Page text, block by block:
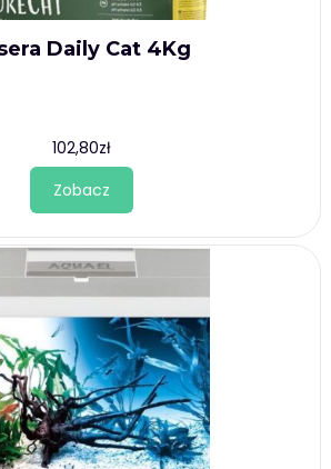
Daily Cat 4Kg
102,80zł
Zobacz